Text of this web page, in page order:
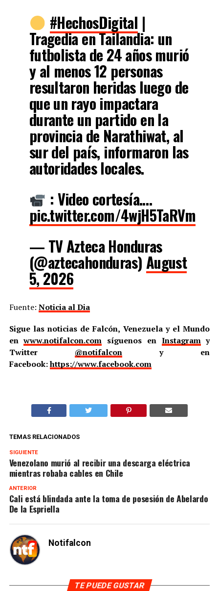
#HechosDigital |
Tragedia en Tailandia: un
futbolista de 24 años murió
y al menos 12 personas
resultaron heridas luego de
que un rayo impactara
durante un partido en la
provincia de Narathiwat, al
sur del país, informaron las
autoridades locales.
: Video cortesía.…
pic.twitter.com/4wjH5TaRVm
— TV Azteca Honduras
(@aztecahonduras) August
5, 2026
Fuente: Noticia al Dia
Sigue las noticias de Falcón, Venezuela y el Mundo
enwww.notifalcon.com síguenos en Instagramy
Twitter @notifalcony en
Facebook:https://www.facebook.com
TEMAS RELACIONADOS
SIGUIENTE
Venezolano murió al recibir una descarga eléctrica
mientras robaba cables en Chile
ANTERIOR
Cali está blindada ante la toma de posesión de Abelardo
De la Espriella
Notifalcon
TE PUEDE GUSTAR